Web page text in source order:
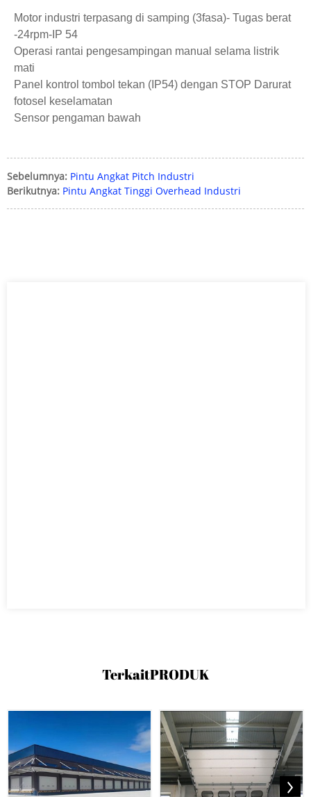
Motor industri terpasang di samping (3fasa)- Tugas berat
-24rpm-IP 54
Operasi rantai pengesampingan manual selama listrik
mati
Panel kontrol tombol tekan (IP54) dengan STOP Darurat
fotosel keselamatan
Sensor pengaman bawah
Sebelumnya: Pintu Angkat Pitch Industri
Berikutnya: Pintu Angkat Tinggi Overhead Industri
TerkaitPRODUK